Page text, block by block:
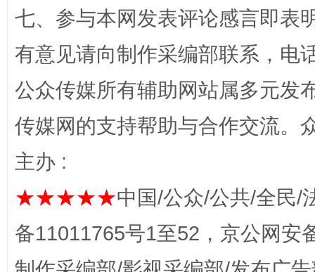
网上购药对药下症？
七、参与本网发表评论感言即表
有意见请向制作采编部联系，电
公众传媒所有辅助网站属多元发
传媒网的支持帮助与合作交流。
主办 :
★★★★★中国/公众/公共/全民/
备11011765号1至52，京公网安